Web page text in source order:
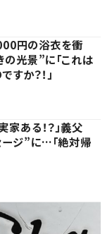
円の浴衣を衝
光景”に「これは
すか？！」
家ある！？」義父
ジ”に…「絶対帰